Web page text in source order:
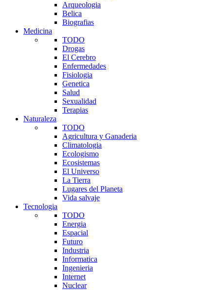
Arqueologia
Belica
Biografias
Medicina
TODO
Drogas
El Cerebro
Enfermedades
Fisiologia
Genetica
Salud
Sexualidad
Terapias
Naturaleza
TODO
Agricultura y Ganaderia
Climatologia
Ecologismo
Ecosistemas
El Universo
La Tierra
Lugares del Planeta
Vida salvaje
Tecnologia
TODO
Energia
Espacial
Futuro
Industria
Informatica
Ingenieria
Internet
Nuclear